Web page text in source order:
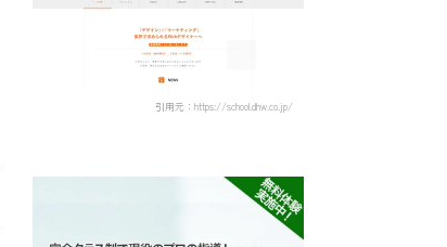
引用元：https://school.dhw.co.jp/